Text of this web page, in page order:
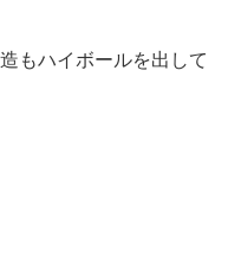
もハイボールを出して